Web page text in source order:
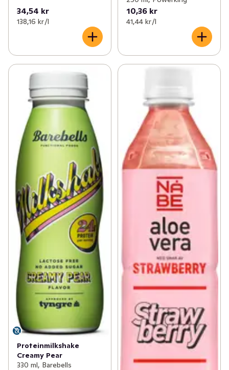
34,54 kr
138,16 kr /l
10,36 kr
41,44 kr /l
Proteinmilkshake
Creamy Pear
330 ml, Barebells